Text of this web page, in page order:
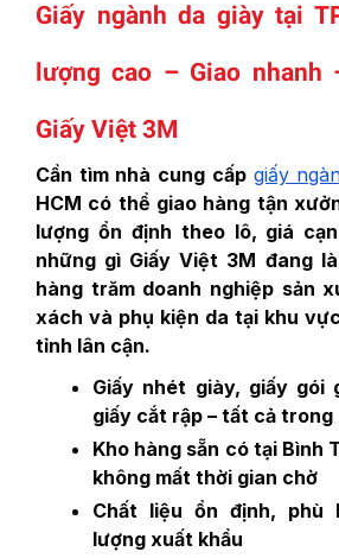
Giấy ngành da giày tại
lượng cao – Giao nhanh
Giấy Việt 3M
Cần tìm nhà cung cấp giấy
HCM có thể giao hàng tận
lượng ổn định theo lô, giá
những gì Giấy Việt 3M đang
hàng trăm doanh nghiệp sản
xách và phụ kiện da tại khu
tỉnh lân cận.
Giấy nhét giày, giấy gói
giấy cắt rập – tất cả trong
Kho hàng sẵn có tại Bình
không mất thời gian chờ
Chất liệu ổn định, phù
lượng xuất khẩu